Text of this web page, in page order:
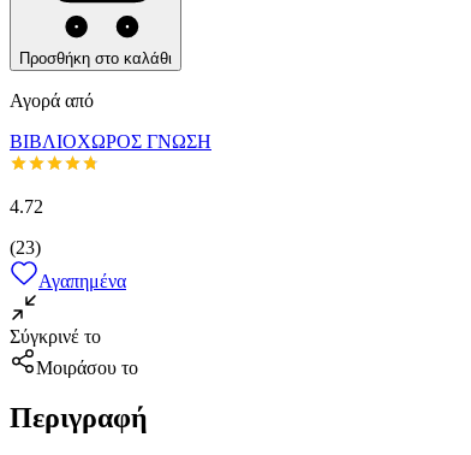
Προσθήκη στο καλάθι
Αγορά από
ΒΙΒΛΙΟΧΩΡΟΣ ΓΝΩΣΗ
4.72
(23)
Αγαπημένα
Σύγκρινέ το
Μοιράσου το
Περιγραφή